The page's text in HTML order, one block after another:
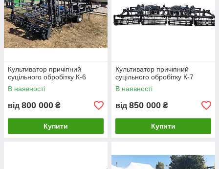
Культиватор причіпний
суцільного обробітку К-6
В наявності
від 800 000 ₴
Купити
Культиватор причіпний
суцільного обробітку К-7
В наявності
від 850 000 ₴
Купити